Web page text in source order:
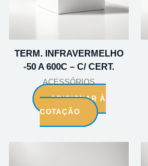
TERM. INFRAVERMELHO
-50 A 600C – C/ CERT.
ACESSÓRIOS
ADICIONAR À
COTAÇÃO